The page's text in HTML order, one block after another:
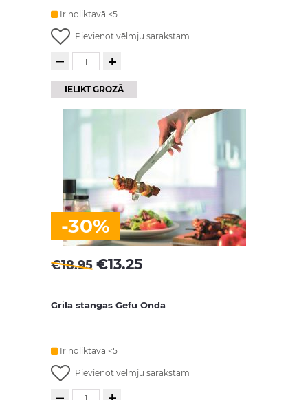
Ir noliktavā <5
Pievienot vēlmju sarakstam
IELIKT GROZĀ
-30%
€18.95 €13.25
Grila stangas Gefu Onda
Ir noliktavā <5
Pievienot vēlmju sarakstam